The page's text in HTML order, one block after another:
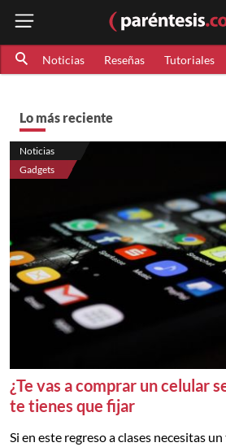
Noticias Reseñas Tutoriales
Lo más reciente
Noticias
Gadgets
¿Te vas a comprar un celular
te tienes que fijar
Si en este regreso a clases necesitas